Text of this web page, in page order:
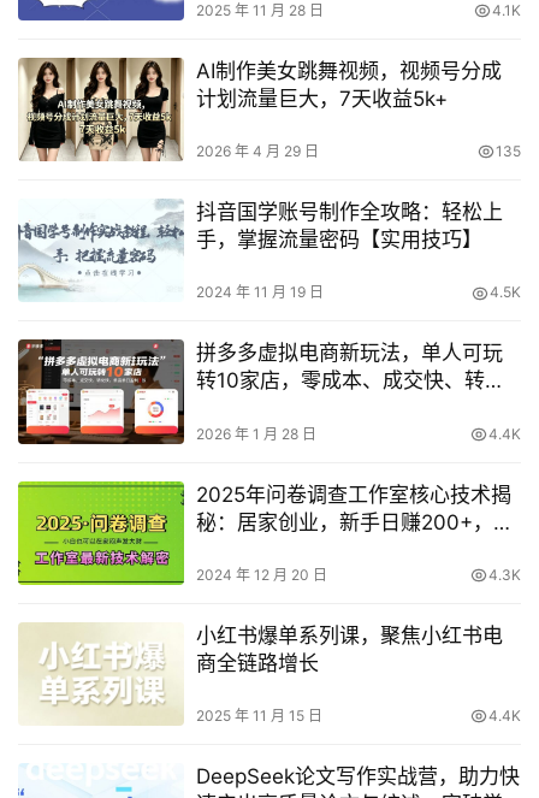
2025 年 11 月 28 日 4.1K
AI制作美女跳舞视频，视频号分成
计划流量巨大，7天收益5k+
2026 年 4 月 29 日 135
抖音国学账号制作全攻略：轻松上
手，掌握流量密码【实用技巧】
2024 年 11 月 19 日 4.5K
拼多多虚拟电商新玩法，单人可玩
转10家店，零成本、成交快、转化
2026 年 1 月 28 日 4.4K
2025年问卷调查工作室核心技术揭
秘：居家创业，新手日赚200+，轻
2024 年 12 月 20 日 4.3K
小红书爆单系列课，聚焦小红书电
商全链路增长
2025 年 11 月 15 日 4.4K
DeepSeek论文写作实战营，助力快